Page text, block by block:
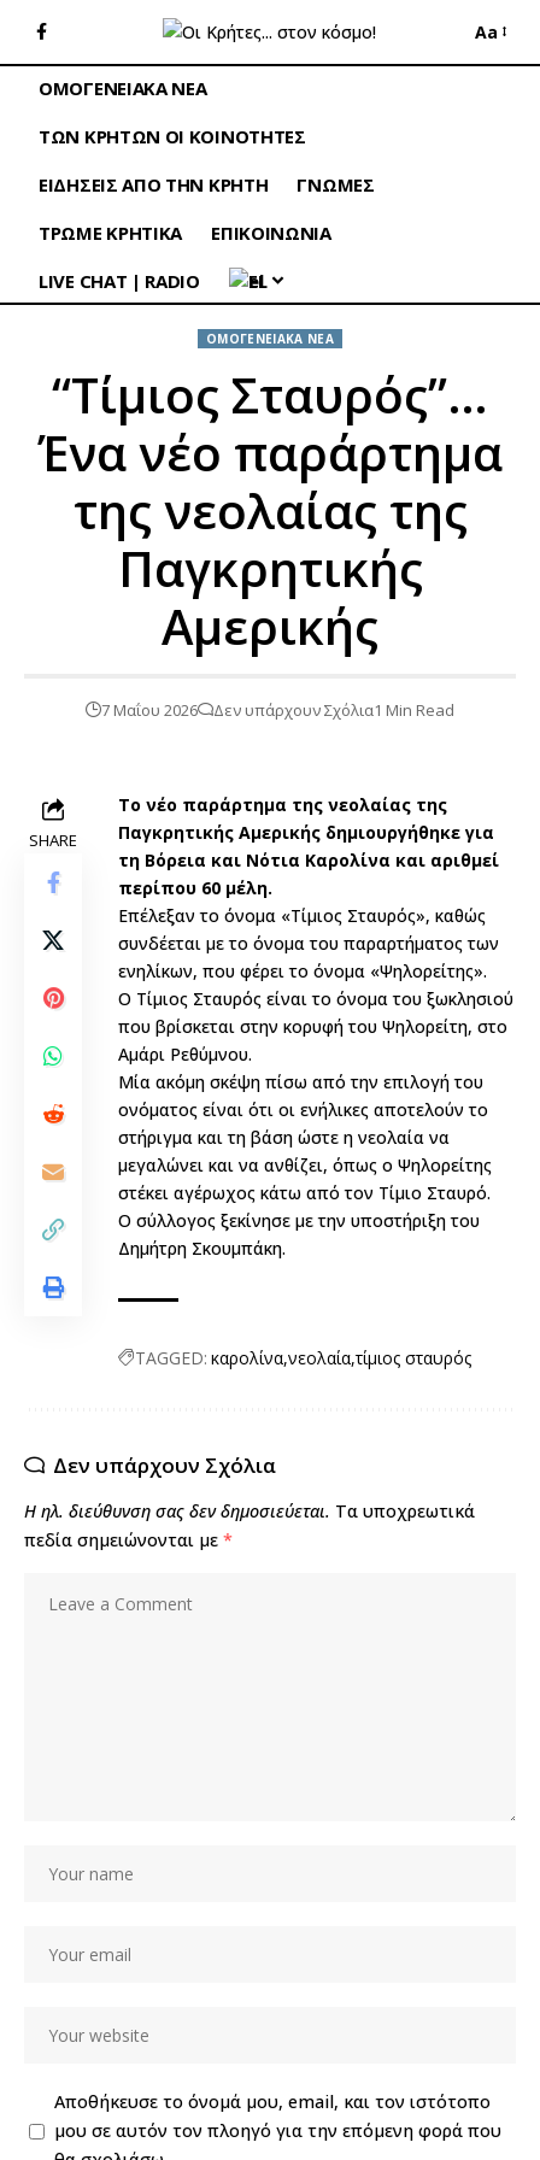
Aa
ΟΜΟΓΕΝΕΙΑΚΑ ΝΕΑ
ΤΩΝ ΚΡΗΤΩΝ ΟΙ ΚΟΙΝΟΤΗΤΕΣ
ΕΙΔΗΣΕΙΣ ΑΠΟ ΤΗΝ ΚΡΗΤΗ
ΓΝΩΜΕΣ
ΤΡΩΜΕ ΚΡΗΤΙΚΑ
ΕΠΙΚΟΙΝΩΝΙΑ
LIVE CHAT | RADIO
EL
ΟΜΟΓΕΝΕΙΑΚΑ ΝΕΑ
“Τίμιος Σταυρός”…
Ένα νέο παράρτημα
της νεολαίας της
Παγκρητικής
Αμερικής
7 Μαΐου 2026 Δεν υπάρχουν Σχόλια1 Min Read
SHARE
Το νέο παράρτημα της νεολαίας της
Παγκρητικής Αμερικής δημιουργήθηκε για
τη Βόρεια και Νότια Καρολίνα και αριθμεί
περίπου 60 μέλη.
Επέλεξαν το όνομα «Τίμιος Σταυρός», καθώς
συνδέεται με το όνομα του παραρτήματος των
ενηλίκων, που φέρει το όνομα «Ψηλορείτης».
Ο Τίμιος Σταυρός είναι το όνομα του ξωκλησιού
που βρίσκεται στην κορυφή του Ψηλορείτη, στο
Αμάρι Ρεθύμνου.
Μία ακόμη σκέψη πίσω από την επιλογή του
ονόματος είναι ότι οι ενήλικες αποτελούν το
στήριγμα και τη βάση ώστε η νεολαία να
μεγαλώνει και να ανθίζει, όπως ο Ψηλορείτης
στέκει αγέρωχος κάτω από τον Τίμιο Σταυρό.
Ο σύλλογος ξεκίνησε με την υποστήριξη του
Δημήτρη Σκουμπάκη.
TAGGED: καρολίνα νεολαία τίμιος σταυρός
Δεν υπάρχουν Σχόλια
Η ηλ. διεύθυνση σας δεν δημοσιεύεται. Τα υποχρεωτικά
πεδία σημειώνονται με *
Αποθήκευσε το όνομά μου, email, και τον ιστότοπο
μου σε αυτόν τον πλοηγό για την επόμενη φορά που